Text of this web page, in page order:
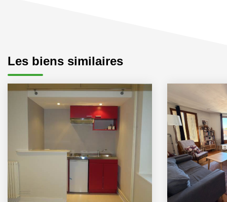
Les biens similaires